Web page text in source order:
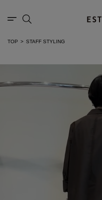
TOP STAFF STYLING